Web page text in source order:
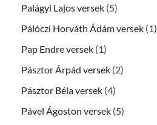
Palágyi Lajos versek (5)
Pálóczi Horváth Ádám versek (1)
Pap Endre versek (1)
Pásztor Árpád versek (2)
Pásztor Béla versek (4)
Pável Ágoston versek (5)